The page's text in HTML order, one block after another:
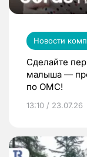
Новости
Сделайте
малыша —
по ОМС!
13:10 / 23.07.26